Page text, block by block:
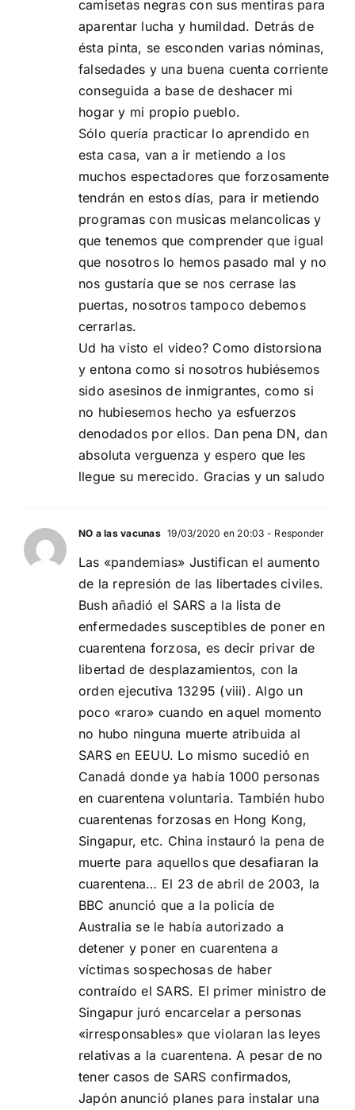
camisetas negras con sus mentiras para
aparentar lucha y humildad. Detrás de
ésta pinta, se esconden varias nóminas,
falsedades y una buena cuenta corriente
conseguida a base de deshacer mi
hogar y mi propio pueblo.
Sólo quería practicar lo aprendido en
esta casa, van a ir metiendo a los
muchos espectadores que forzosamente
tendrán en estos días, para ir metiendo
programas con musicas melancolicas y
que tenemos que comprender que igual
que nosotros lo hemos pasado mal y no
nos gustaría que se nos cerrase las
puertas, nosotros tampoco debemos
cerrarlas.
Ud ha visto el video? Como distorsiona
y entona como si nosotros hubiésemos
sido asesinos de inmigrantes, como si
no hubiesemos hecho ya esfuerzos
denodados por ellos. Dan pena DN, dan
absoluta verguenza y espero que les
llegue su merecido. Gracias y un saludo
NO a las vacunas 19/03/2020 en 20:03 - Responder
Las «pandemias» Justifican el aumento
de la represión de las libertades civiles.
Bush añadió el SARS a la lista de
enfermedades susceptibles de poner en
cuarentena forzosa, es decir privar de
libertad de desplazamientos, con la
orden ejecutiva 13295 (viii). Algo un
poco «raro» cuando en aquel momento
no hubo ninguna muerte atribuida al
SARS en EEUU. Lo mismo sucedió en
Canadá donde ya había 1000 personas
en cuarentena voluntaria. También hubo
cuarentenas forzosas en Hong Kong,
Singapur, etc. China instauró la pena de
muerte para aquellos que desafiaran la
cuarentena… El 23 de abril de 2003, la
BBC anunció que a la policía de
Australia se le había autorizado a
detener y poner en cuarentena a
víctimas sospechosas de haber
contraído el SARS. El primer ministro de
Singapur juró encarcelar a personas
«irresponsables» que violaran las leyes
relativas a la cuarentena. A pesar de no
tener casos de SARS confirmados,
Japón anunció planes para instalar una